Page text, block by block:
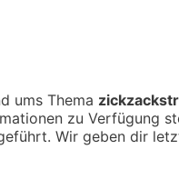
ums Thema
zu Verfügung
Wir geben dir